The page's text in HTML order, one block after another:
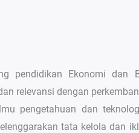
pendidikan Ekonomi dan
relevansi dengan
pengetahuan dan
tata kelola dan